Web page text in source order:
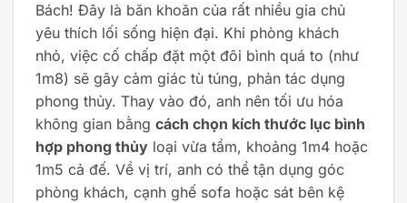
Bách! Đây là băn khoăn của rất nhiều gia chủ
yêu thích lối sống hiện đại. Khi phòng khách
nhỏ, việc cố chấp đặt một đôi bình quá to (như
1m8) sẽ gây cảm giác tù túng, phản tác dụng
phong thủy. Thay vào đó, anh nên tối ưu hóa
không gian bằng cách chọn kích thước lục bình
hợp phong thủy loại vừa tầm, khoảng 1m4 hoặc
1m5 cả đế. Về vị trí, anh có thể tận dụng góc
phòng khách, cạnh ghế sofa hoặc sát bên kệ